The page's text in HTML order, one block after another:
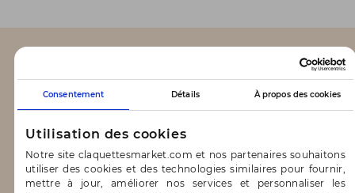
Consentement Détails À propos des cookies
Utilisation des cookies
Notre site claquettesmarket.com et nos partenaires souhaitons
utiliser des cookies et des technologies similaires pour fournir,
mettre à jour, améliorer nos services et personnaliser les
CLAQUETTES MARKET
Blog
CONTACT & AIDE